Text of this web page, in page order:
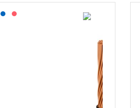
Lagerført: NEK Kabel